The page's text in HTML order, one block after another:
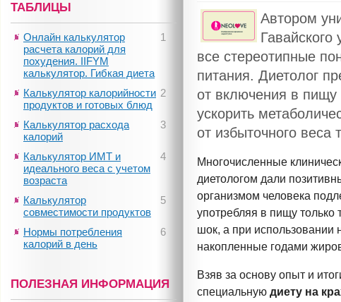
Автором
все стереотипные
питания. Диетолог
от включения в пищу
ускорить
от избыточного веса
Многочисленные
диетологом дали
организмом человека
употребляя в пищу только
шок, а при использовании
накопленные годами
Взяв за основу опыт и
специальнуюдиету на
ТАБЛИЦЫ
1
Онлайн калькулятор
расчета калорий для
похудения. IIFYM
калькулятор. Гибкая диета
2
Калькулятор калорийности
продуктов и готовых блюд
3
Калькулятор расхода
калорий
4
Калькулятор ИМТ и
идеального веса с учетом
возраста
5
Калькулятор
совместимости продуктов
6
Нормы потребления
калорий в день
ПОЛЕЗНАЯ ИНФОРМАЦИЯ